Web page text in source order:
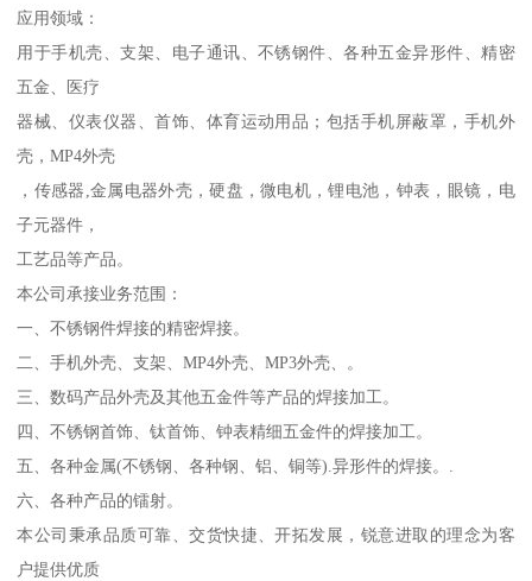
应用领域：
用于手机壳、支架、电子通讯、不锈钢件、各种五金异形件、精密
五金、医疗
器械、仪表仪器、首饰、体育运动用品；包括手机屏蔽罩，手机外
壳，MP4外壳
，传感器,金属电器外壳，硬盘，微电机，锂电池，钟表，眼镜，电
子元器件，
工艺品等产品。
本公司承接业务范围：
一、不锈钢件焊接的精密焊接。
二、手机外壳、支架、MP4外壳、MP3外壳、。
三、数码产品外壳及其他五金件等产品的焊接加工。
四、不锈钢首饰、钛首饰、钟表精细五金件的焊接加工。
五、各种金属(不锈钢、各种钢、铝、铜等).异形件的焊接。.
六、各种产品的镭射。
本公司秉承品质可靠、交货快捷、开拓发展，锐意进取的理念为客
户提供优质